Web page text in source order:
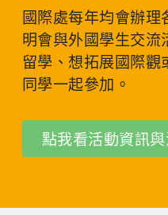
明；未於期限
作業。 二、後續校內各階段作業流程 請參閱
國際處「各階
事項： 國外各校申請文件請依各校公告時程提
交，並以合作
表」，請同學
採認課程之授
習 跨國團隊合作 多元學習活動 海外生活體驗
體驗不同研究文化 實習補助與獎
資格】 🌱具中
二升大三） 🌱
均77分以上 🌱
0; or IELTS (ACADEMIC) ≧ 6.0; or TOEIC ≧
785 【實習申請期限】 📅115年8月5日 至 11
站！🔥 【更多資訊】 請參考附件、關注「臺
國際處每年均會辦
明會與外國學生交
留學、想拓展國際
同學一起參加。
點我看活動資訊